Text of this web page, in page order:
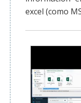
excel (como